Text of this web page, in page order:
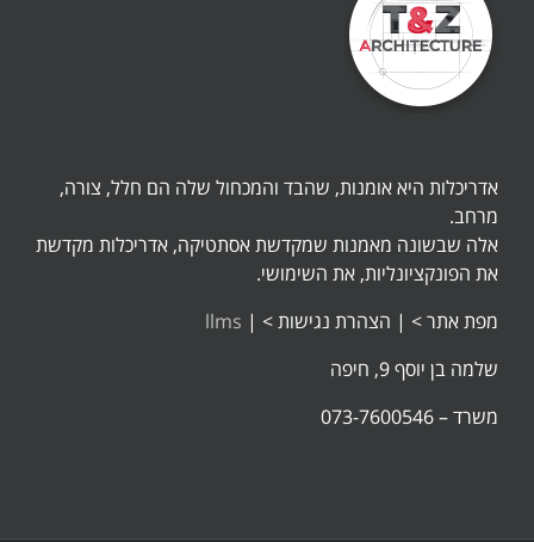
אדריכלות היא אומנות, שהבד והמכחול שלה הם חלל, צורה,
מרחב.
אלה שבשונה מאמנות שמקדשת אסתטיקה, אדריכלות מקדשת
את הפונקציונליות, את השימושי.
מפת אתר > | הצהרת נגישות > |
llms
שלמה בן יוסף 9, חיפה
משרד – 073-7600546